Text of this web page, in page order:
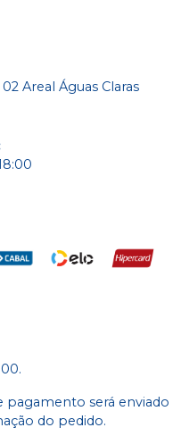
Areal Águas Claras
pagamento será enviado
do pedido.